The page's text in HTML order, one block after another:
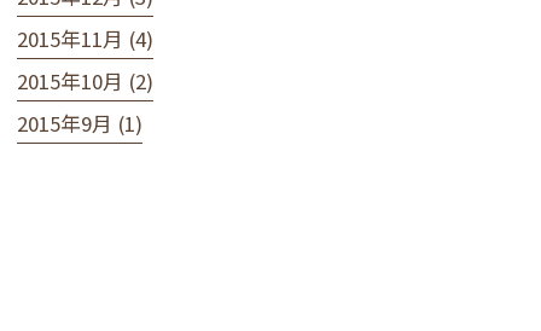
2015年11月 (4)
2015年10月 (2)
2015年9月 (1)